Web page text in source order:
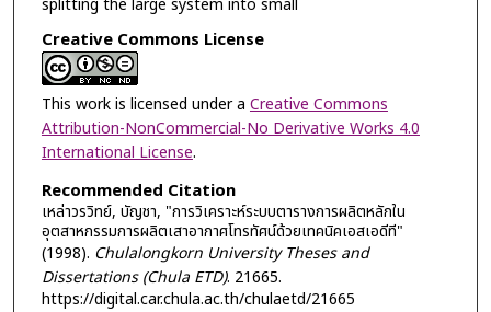
Creative Commons License
This work is licensed under a Creative Commons
Attribution-NonCommercial-No Derivative Works 4.0
International License.
Recommended Citation
เหล่าวรวิทย์, บัญชา, "การวิเคราะห์ระบบตารางการผลิตหลักใน
อุตสาหกรรมการผลิตเสาอากาศโทรทัศน์ด้วยเทคนิคเอสเอดีที"
(1998). Chulalongkorn University Theses and
Dissertations (Chula ETD). 21665.
https://digital.car.chula.ac.th/chulaetd/21665